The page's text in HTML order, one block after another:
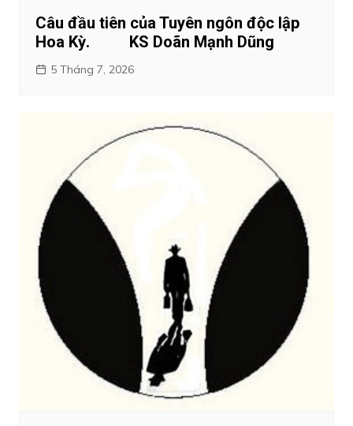
Câu đầu tiên của Tuyên ngôn độc lập
Hoa Kỳ. KS Doãn Mạnh Dũng
5 Tháng 7, 2026